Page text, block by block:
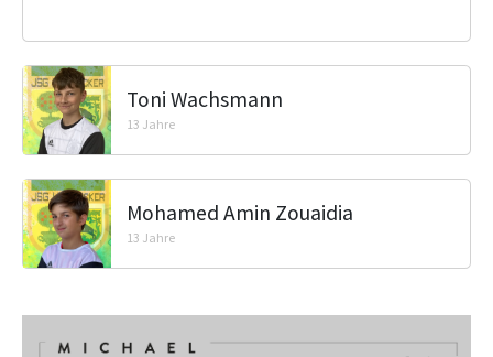
Toni Wachsmann
13 Jahre
Mohamed Amin Zouaidia
13 Jahre